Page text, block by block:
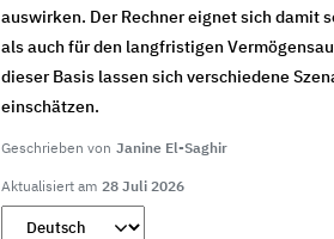
auswirken. Der Rechner eignet sich damit
als auch für den langfristigen
dieser Basis lassen sich verschiedene
einschätzen.
Geschrieben von Janine El-Saghir
Aktualisiert am 28 Juli 2026